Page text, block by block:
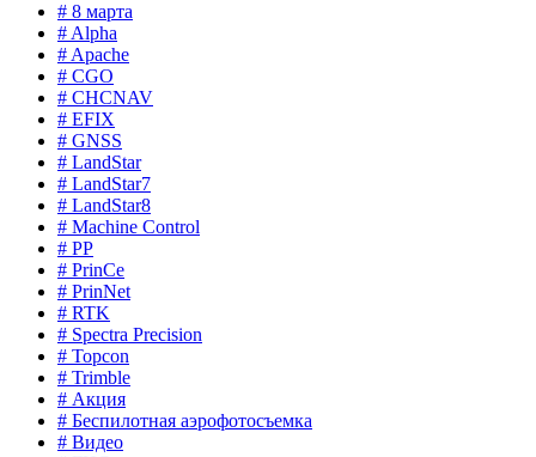
# 8 марта
# Alpha
# Apache
# CGO
# CHCNAV
# EFIX
# GNSS
# LandStar
# LandStar7
# LandStar8
# Machine Control
# PP
# PrinCe
# PrinNet
# RTK
# Spectra Precision
# Topcon
# Trimble
# Акция
# Беспилотная аэрофотосъемка
# Видео